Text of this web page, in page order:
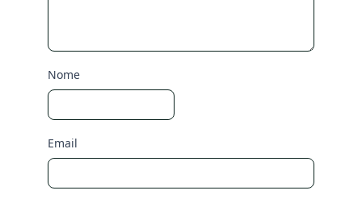
Nome
Email